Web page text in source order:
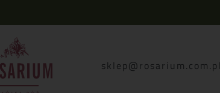
lp.moc.muirasor@pelks